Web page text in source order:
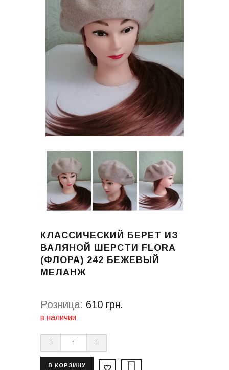
КЛАССИЧЕСКИЙ БЕРЕТ ИЗ
ВАЛЯНОЙ ШЕРСТИ FLORA
(ФЛОРА) 242 БЕЖЕВЫЙ
МЕЛАНЖ
Розница: 610 грн.
в наличии